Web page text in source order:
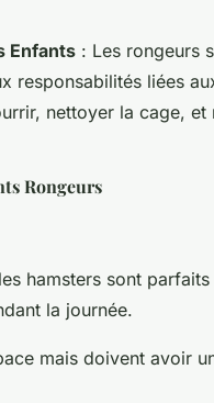
Enfants : Les rongeurs
responsabilités liées
nettoyer la cage,
Rongeurs
hamsters sont
la journée.
mais doivent avoir